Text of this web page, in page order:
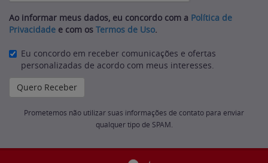
Ao informar meus dados, eu concordo com a Política de
Privacidade e com os Termos de Uso.
Eu concordo em receber comunicações e ofertas
personalizadas de acordo com meus interesses.
Prometemos não utilizar suas informações de contato para enviar
qualquer tipo de SPAM.